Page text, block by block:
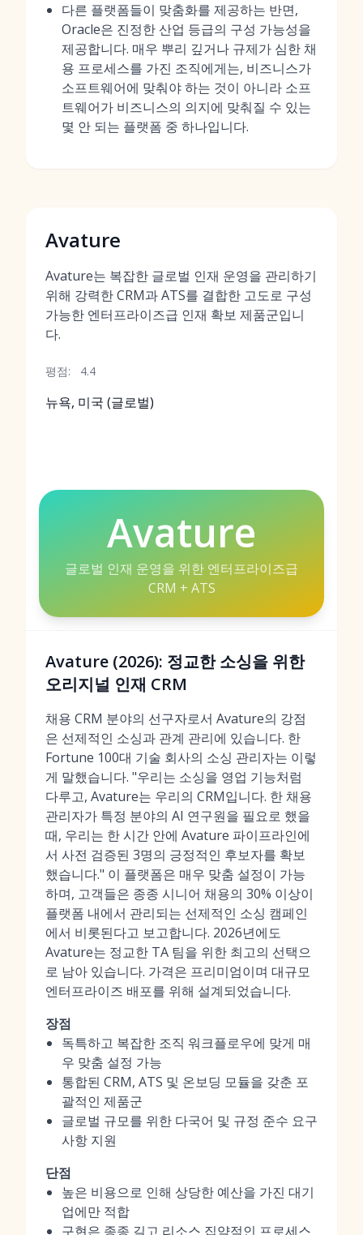
다른 플랫폼들이 맞춤화를 제공하는 반면,
Oracle은 진정한 산업 등급의 구성 가능성을
제공합니다. 매우 뿌리 깊거나 규제가 심한 채
용 프로세스를 가진 조직에게는, 비즈니스가
소프트웨어에 맞춰야 하는 것이 아니라 소프
트웨어가 비즈니스의 의지에 맞춰질 수 있는
몇 안 되는 플랫폼 중 하나입니다.
Avature
Avature는 복잡한 글로벌 인재 운영을 관리하기
위해 강력한 CRM과 ATS를 결합한 고도로 구성
가능한 엔터프라이즈급 인재 확보 제품군입니
다.
평점: 4.4
뉴욕, 미국 (글로벌)
Avature
글로벌 인재 운영을 위한 엔터프라이즈급
CRM + ATS
Avature (2026): 정교한 소싱을 위한
오리지널 인재 CRM
채용 CRM 분야의 선구자로서 Avature의 강점
은 선제적인 소싱과 관계 관리에 있습니다. 한
Fortune 100대 기술 회사의 소싱 관리자는 이렇
게 말했습니다. "우리는 소싱을 영업 기능처럼
다루고, Avature는 우리의 CRM입니다. 한 채용
관리자가 특정 분야의 AI 연구원을 필요로 했을
때, 우리는 한 시간 안에 Avature 파이프라인에
서 사전 검증된 3명의 긍정적인 후보자를 확보
했습니다." 이 플랫폼은 매우 맞춤 설정이 가능
하며, 고객들은 종종 시니어 채용의 30% 이상이
플랫폼 내에서 관리되는 선제적인 소싱 캠페인
에서 비롯된다고 보고합니다. 2026년에도
Avature는 정교한 TA 팀을 위한 최고의 선택으
로 남아 있습니다. 가격은 프리미엄이며 대규모
엔터프라이즈 배포를 위해 설계되었습니다.
장점
독특하고 복잡한 조직 워크플로우에 맞게 매
우 맞춤 설정 가능
통합된 CRM, ATS 및 온보딩 모듈을 갖춘 포
괄적인 제품군
글로벌 규모를 위한 다국어 및 규정 준수 요구
사항 지원
단점
높은 비용으로 인해 상당한 예산을 가진 대기
업에만 적합
구현은 종종 길고 리소스 집약적인 프로세스